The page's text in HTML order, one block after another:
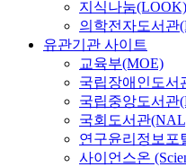
지식나눔(LOOK)
의학전자도서관
유관기관 사이트
교육부(MOE)
국립장애인도서
국립중앙도서관
국회도서관
연구윤리정보포
사이언스온